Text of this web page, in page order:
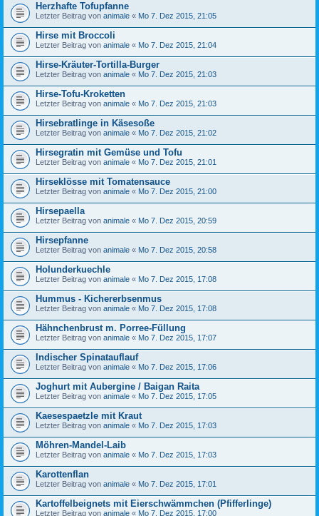
Herzhafte Tofupfanne
Letzter Beitrag von animale « Mo 7. Dez 2015, 21:05
Hirse mit Broccoli
Letzter Beitrag von animale « Mo 7. Dez 2015, 21:04
Hirse-Kräuter-Tortilla-Burger
Letzter Beitrag von animale « Mo 7. Dez 2015, 21:03
Hirse-Tofu-Kroketten
Letzter Beitrag von animale « Mo 7. Dez 2015, 21:03
Hirsebratlinge in Käsesoße
Letzter Beitrag von animale « Mo 7. Dez 2015, 21:02
Hirsegratin mit Gemüse und Tofu
Letzter Beitrag von animale « Mo 7. Dez 2015, 21:01
Hirseklösse mit Tomatensauce
Letzter Beitrag von animale « Mo 7. Dez 2015, 21:00
Hirsepaella
Letzter Beitrag von animale « Mo 7. Dez 2015, 20:59
Hirsepfanne
Letzter Beitrag von animale « Mo 7. Dez 2015, 20:58
Holunderkuechle
Letzter Beitrag von animale « Mo 7. Dez 2015, 17:08
Hummus - Kichererbsenmus
Letzter Beitrag von animale « Mo 7. Dez 2015, 17:08
Hähnchenbrust m. Porree-Füllung
Letzter Beitrag von animale « Mo 7. Dez 2015, 17:07
Indischer Spinatauflauf
Letzter Beitrag von animale « Mo 7. Dez 2015, 17:06
Joghurt mit Aubergine / Baigan Raita
Letzter Beitrag von animale « Mo 7. Dez 2015, 17:05
Kaesespaetzle mit Kraut
Letzter Beitrag von animale « Mo 7. Dez 2015, 17:03
Möhren-Mandel-Laib
Letzter Beitrag von animale « Mo 7. Dez 2015, 17:03
Karottenflan
Letzter Beitrag von animale « Mo 7. Dez 2015, 17:01
Kartoffelbeignets mit Eierschwämmchen (Pfifferlinge)
Letzter Beitrag von animale « Mo 7. Dez 2015, 17:00